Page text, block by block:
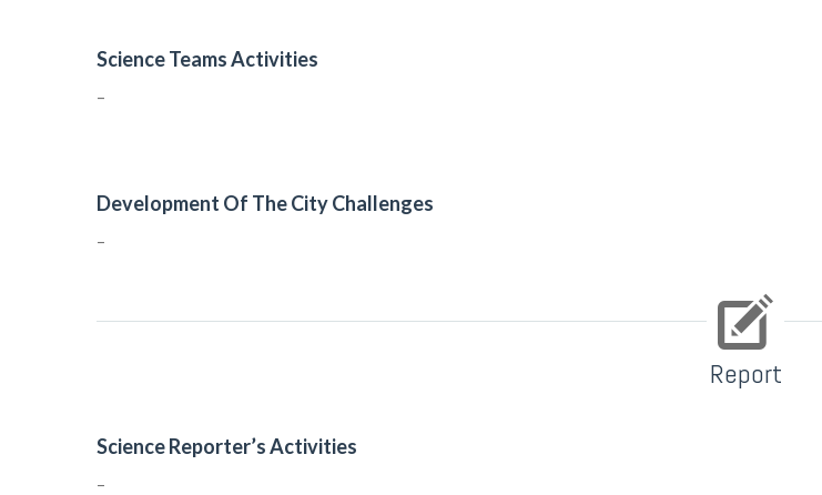
Science Teams Activities
–
Development Of The City Challenges
–
Report
Science Reporter’s Activities
–